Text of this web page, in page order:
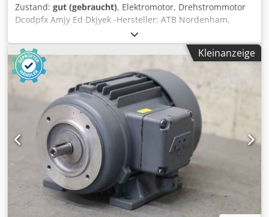
Zustand: gut (gebraucht), Elektromotor, Drehstrommotor
Dcodpfx Amjy Ed Dkjyek -Hersteller: ATB Nordenham,
Elektromotor Ex-geschützt -Typ: CD 90L2-8 -Leistung: 0,55
KW -Drehzahl: 690 U/min -Welle: Ø 14 x 30 mm -Bauform:
B14 -Schutzklasse: IP55 -Klemmenkasten: EAR 80 -Anzahl:
2x Motor vorhanden -Preis: pro Stück -Abmessungen:
345/176/H270 mm -Gewicht: 32,1 kg/St.
Kleinanzeige